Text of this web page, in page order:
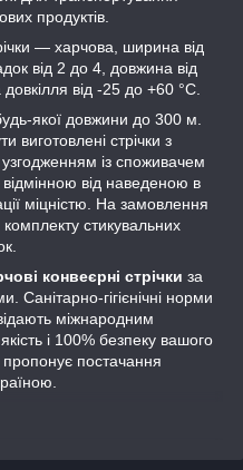
продуктів.
— харчова, ширина від
від 2 до 4, довжина від
від -25 до +60 °C.
якої довжини до 300 м.
виготовлені стрічки з
із споживачем
від наведеною в
міцністю. На замовлення
стикувальних
конвеєрні стрічки за
Санітарно-гігієнічні норми
міжнародним
і 100% безпеку вашого
постачання